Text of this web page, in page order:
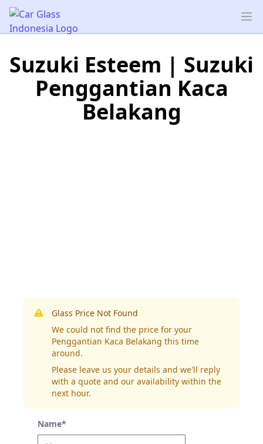
Car Glass Indonesia
Suzuki Esteem | Suzuki
Penggantian Kaca
Belakang
Glass Price Not Found
We could not find the price for your
Penggantian Kaca Belakang this time
around.
Please leave us your details and we'll reply
with a quote and our availability within the
next hour.
Name*